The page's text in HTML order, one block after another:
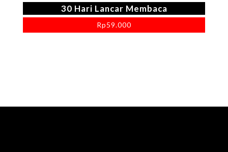
30 Hari Lancar Membaca
Rp59.000